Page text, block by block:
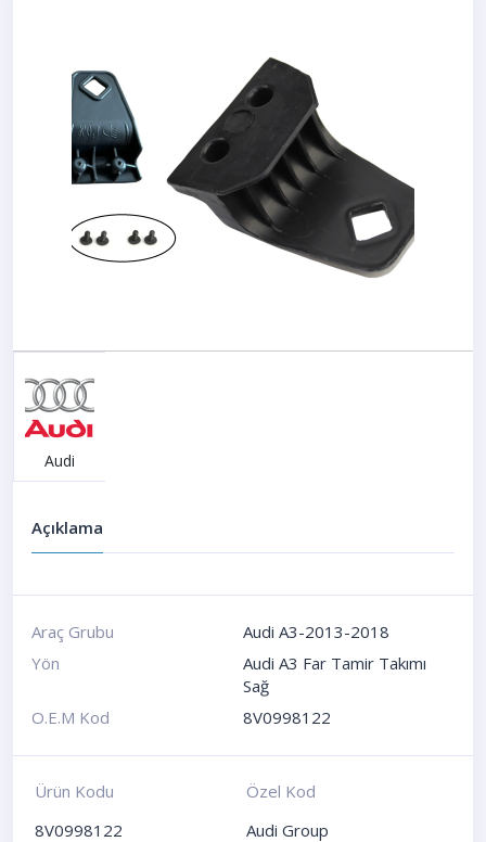
Audi
Açıklama
Araç Grubu
Audi A3-2013-2018
Yön
Audi A3 Far Tamir Takımı
Sağ
O.E.M Kod
8V0998122
Ürün Kodu
8V0998122
Özel Kod
Audi Group